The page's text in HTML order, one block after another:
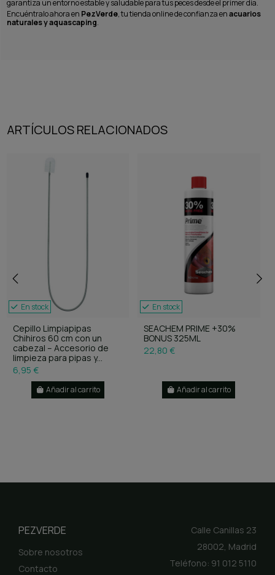
garantiza un entorno estable y saludable para tus peces desde el primer día.
Encuéntralo ahora en PezVerde, tu tienda online de confianza enacuarios
naturales y aquascaping.
ARTÍCULOS RELACIONADOS
En stock
Cepillo Limpiapipas
Chihiros 60 cm con un
cabezal – Accesorio de
limpieza para pipas y...
6,95 €
Añadir al carrito
En stock
SEACHEM PRIME +30%
BONUS 325ML
22,80 €
Añadir al carrito
PEZVERDE
Sobre nosotros
Contacto
Calle Canillas 23
28002, Madrid
Teléfono: 91 012 5110